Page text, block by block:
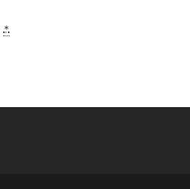
*